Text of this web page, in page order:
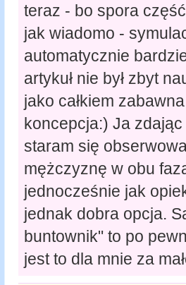
teraz - bo spora
jak wiadomo -
automatycznie
artykuł nie był zbyt
jako całkiem
koncepcja:) Ja
staram się
mężczyznę w obu
jednocześnie jak
jednak dobra opcja.
buntownik" to po
jest to dla mnie za